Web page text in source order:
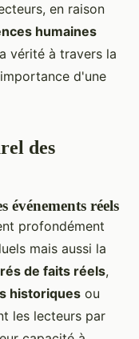
en raison
humaines
vérité à travers la
d'une
des
événements réels
profondément
mais aussi la
de faits réels,
historiques ou
les lecteurs par